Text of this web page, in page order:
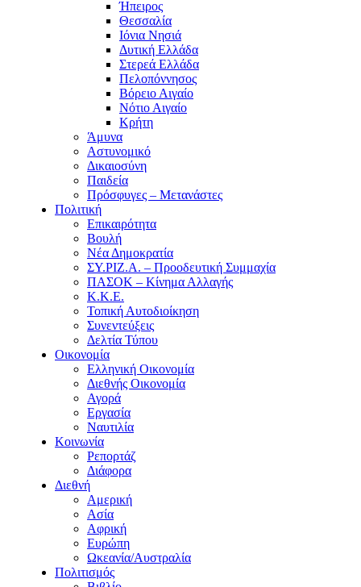
Ήπειρος
Θεσσαλία
Ιόνια Νησιά
Δυτική Ελλάδα
Στερεά Ελλάδα
Πελοπόννησος
Βόρειο Αιγαίο
Νότιο Αιγαίο
Κρήτη
Άμυνα
Αστυνομικό
Δικαιοσύνη
Παιδεία
Πρόσφυγες – Μετανάστες
Πολιτική
Επικαιρότητα
Βουλή
Νέα Δημοκρατία
ΣΥ.ΡΙΖ.Α. – Προοδευτική Συμμαχία
ΠΑΣΟΚ – Κίνημα Αλλαγής
Κ.Κ.Ε.
Τοπική Αυτοδιοίκηση
Συνεντεύξεις
Δελτία Τύπου
Οικονομία
Ελληνική Οικονομία
Διεθνής Οικονομία
Αγορά
Εργασία
Ναυτιλία
Κοινωνία
Ρεπορτάζ
Διάφορα
Διεθνή
Αμερική
Ασία
Αφρική
Ευρώπη
Ωκεανία/Αυστραλία
Πολιτισμός